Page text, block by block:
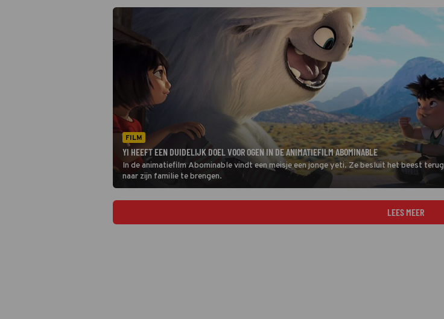
FILM
YI HEEFT EEN DUIDELIJK DOEL VOOR OGEN IN DE ANIMATIEFILM ABOMINABLE
In de animatiefilm Abominable vindt een meisje een jonge yeti. Ze besluit het beest terug
naar zijn familie te brengen.
LEES MEER